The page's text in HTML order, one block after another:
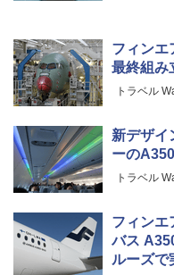
フィンエ
最終組み
トラベル
新デザイ
ーの
トラベル
フィンエ
バス
ルーズで